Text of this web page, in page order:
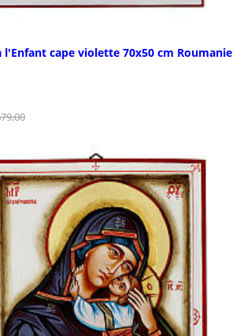
l'Enfant cape violette 70x50 cm Roumanie